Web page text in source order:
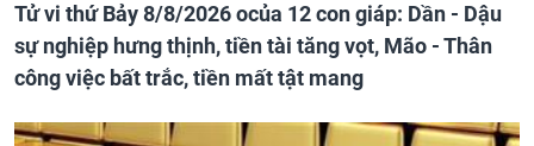
Tử vi thứ Bảy 8/8/2026 ocủa 12 con giáp: Dần - Dậu
sự nghiệp hưng thịnh, tiền tài tăng vọt, Mão - Thân
công việc bất trắc, tiền mất tật mang